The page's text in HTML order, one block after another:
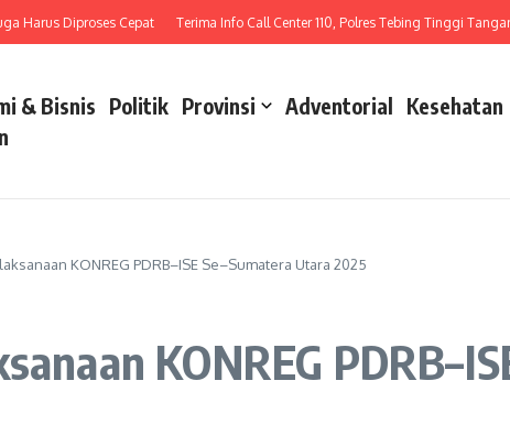
Diproses Cepat Terima Info Call Center 110, Polres Tebing Tinggi Tangani
& Bisnis Politik Provinsi Adventorial Kesehatan
KONREG PDRB–ISE Se–Sumatera Utara 2025
KONREG